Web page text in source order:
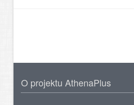
O projektu AthenaPlus